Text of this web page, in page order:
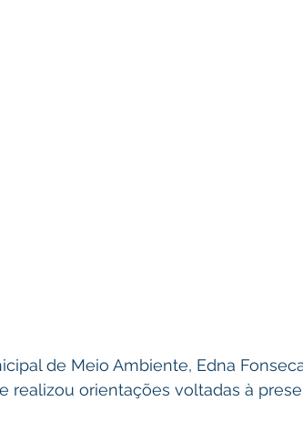
de Meio Ambiente, Edna
realizou orientações voltadas à